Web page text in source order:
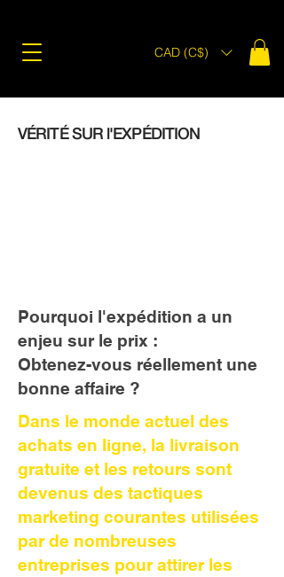
CAD (C$)
VÉRITÉ SUR l'EXPÉDITION
Pourquoi l'expédition a un
enjeu sur le prix :
Obtenez-vous réellement une
bonne affaire ?
Dans le monde actuel des
achats en ligne, la livraison
gratuite et les retours sont
devenus des tactiques
marketing courantes utilisées
par de nombreuses
entreprises pour attirer les